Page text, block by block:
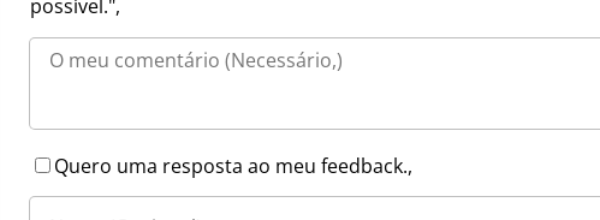
possível.",
Quero uma resposta ao meu feedback.,